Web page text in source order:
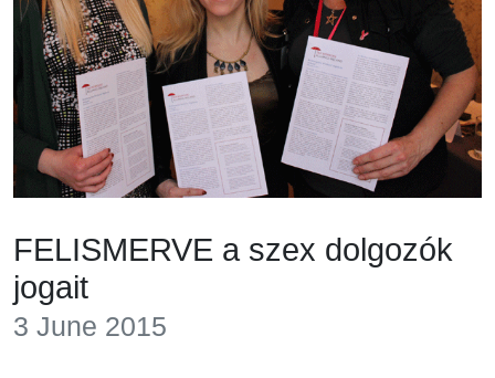
FELISMERVE a szex dolgozók
jogait
3 June 2015